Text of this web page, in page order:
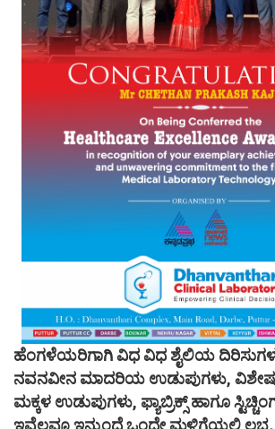
ಹೆಂಗಳೆಯರಿಗಾಗಿ ವಿಧ ವಿಧ ಶೈಲಿಯ
ನವನವೀನ ಮಾದರಿಯ ಉಡುಪುಗಳು, ವಿಶೇಷ
ಮಕ್ಕಳ ಉಡುಪುಗಳು, ಫ್ಯಾಬ್ರಿಕ್ಸ್ ಹಾಗೂ
ಇವೆಲ್ಲವೂ ಇನ್ಮುಂದೆ ಒಂದೇ ಮಳಿಗೆಯಲ್ಲಿ ಲಭ್ಯ.